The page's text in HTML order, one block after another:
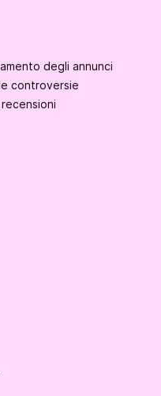
degli annunci
controversie